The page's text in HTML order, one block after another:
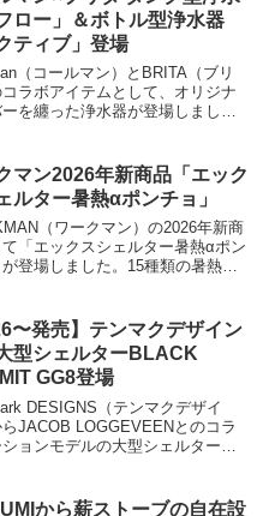
ロー」＆ボトル型浄水器
ティブ」登場
（コールマン）とBRITA（ブリ
ラボアイテムとして、オリジナ
ーを纏った浄水器が登場しまし
様で数量限定販売です。詳細をレ
ます。
マン2026年新商品「エック
ルター暑熱αポンチョ」
（ワークマン）の2026年新商
「エックスシェルター暑熱αポン
登場しました。15種類の暑熱リ
くときの気化冷却で生地の温度を
湿潤時の持続的な冷感を実現しま
をレビューします。
〜発売】テンマクデザイン
型シェルターBLACK
GG8登場
DESIGNS（テンマクデザイ
JACOB LOGGEVEENとのコラ
ョンモデルの大型シェルター
ツインポールシェルターの特徴
から薪ストーブの自在設